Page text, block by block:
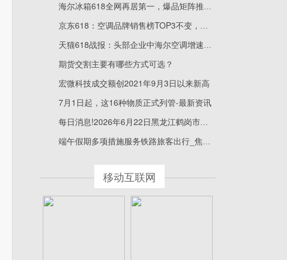
海尔冰箱618全网再居第一，爆品矩阵推动消费焕新
京东618：空调品牌销售榜TOP3不变，海尔多个爆款登第一
天猫618战报：头部企业中海尔空调增速第一
期货交割主要有哪些方式可选？
宏微科技成交额创2021年9月3日以来新高
7月1日起，这16种物质正式列管-最新资讯
每日消息!2026年6月22日黑龙江鹤岗市万圃源蔬菜有限责任公司价格行情
端午假期多项措施服务铁路旅客出行_焦点观察
移动互联网